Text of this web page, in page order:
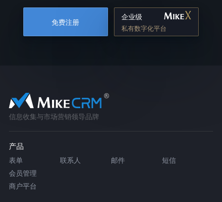
免费注册
企业级
私有数字化平台
信息收集与市场营销领导品牌
产品
表单 联系人 邮件
短信
会员管理
商户平台